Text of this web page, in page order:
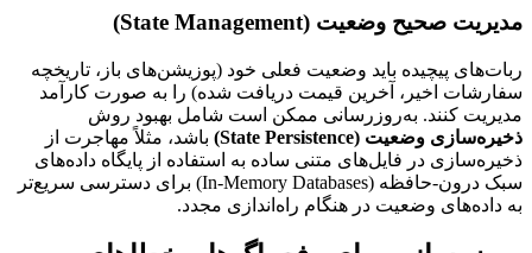
مدیریت صحیح وضعیت (State Management)
ربات‌های پیچیده باید وضعیت فعلی خود (پوزیشن‌های باز، تاریخچه
سفارشات اخیر، آخرین قیمت دریافت شده) را به صورت کارآمد
مدیریت کنند. به‌روزرسانی ممکن است شامل بهبود روش
ذخیره‌سازی وضعیت (State Persistence)
باشد، مثلاً مهاجرت از
ذخیره‌سازی در فایل‌های متنی ساده به استفاده از پایگاه داده‌های
سبک درون-حافظه (In-Memory Databases) برای دسترسی سریع‌تر
به داده‌های وضعیت در هنگام راه‌اندازی مجدد.